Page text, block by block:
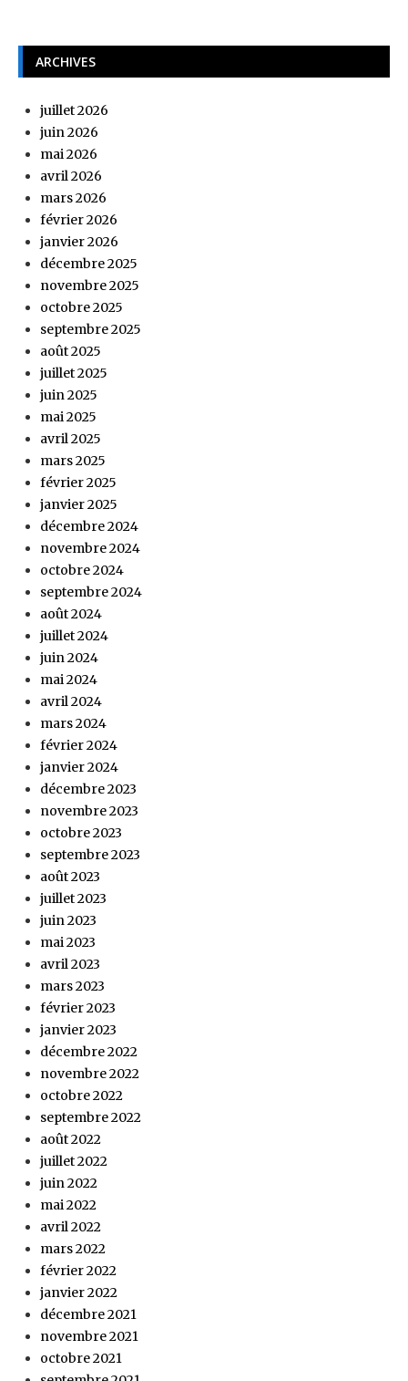
ARCHIVES
juillet 2026
juin 2026
mai 2026
avril 2026
mars 2026
février 2026
janvier 2026
décembre 2025
novembre 2025
octobre 2025
septembre 2025
août 2025
juillet 2025
juin 2025
mai 2025
avril 2025
mars 2025
février 2025
janvier 2025
décembre 2024
novembre 2024
octobre 2024
septembre 2024
août 2024
juillet 2024
juin 2024
mai 2024
avril 2024
mars 2024
février 2024
janvier 2024
décembre 2023
novembre 2023
octobre 2023
septembre 2023
août 2023
juillet 2023
juin 2023
mai 2023
avril 2023
mars 2023
février 2023
janvier 2023
décembre 2022
novembre 2022
octobre 2022
septembre 2022
août 2022
juillet 2022
juin 2022
mai 2022
avril 2022
mars 2022
février 2022
janvier 2022
décembre 2021
novembre 2021
octobre 2021